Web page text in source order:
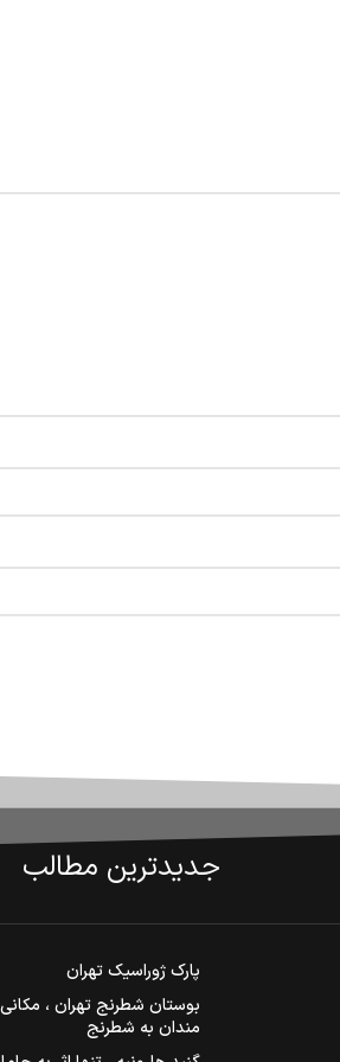
جدیدترین مطالب
پارک ژوراسیک تهران
بوستان شطرنج تهران ، مکانی
مندان به شطرنج